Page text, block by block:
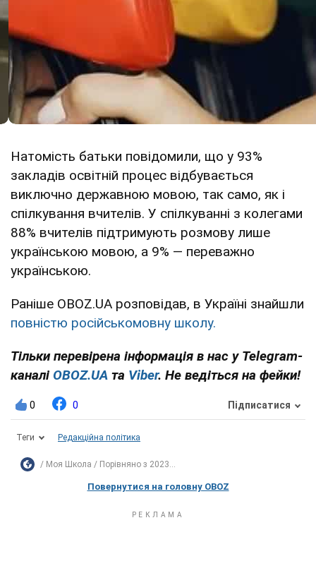
Натомість батьки повідомили, що у 93%
закладів освітній процес відбувається
виключно державною мовою, так само, як і
спілкування вчителів. У спілкуванні з колегами
88% вчителів підтримують розмову лише
українською мовою, а 9% — переважно
українською.
Раніше OBOZ.UA розповідав, в Україні знайшли
повністю російськомовну школу.
Тільки перевірена інформація в нас у Telegram-
каналі OBOZ.UA та Viber. Не ведіться на фейки!
0 0 Підписатися
Теги Редакційна політика
Моя Школа Порівняно з 2023...
Повернутися на головну OBOZ